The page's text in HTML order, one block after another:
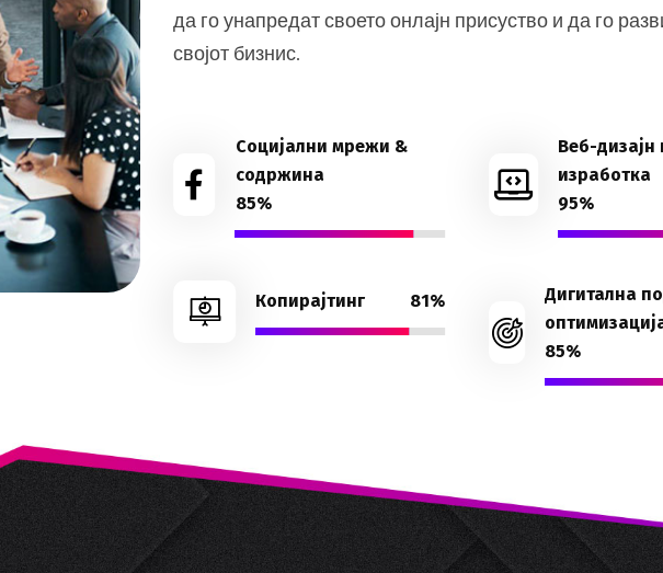
да го унапредат своето онлајн присуство и да го
својот бизнис.
Социјални мрежи &
содржина
85%
Копирајтинг 81%
Веб-дизајн
изработка
95%
Дигитална
85%